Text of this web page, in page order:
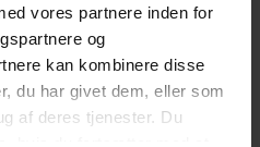
vores partnere inden for
og
kan kombinere disse
du har givet dem, eller som
af deres tjenester. Du
allerede hjemme